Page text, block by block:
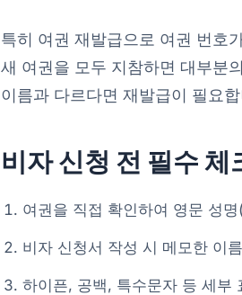
특히 여권 재발급으로 여권 번호
새 여권을 모두 지참하면 대부분
이름과 다르다면 재발급이 필요
비자 신청 전 필수 체
여권을 직접 확인하여 영문 성
비자 신청서 작성 시 메모한 이
하이픈, 공백, 특수문자 등 세부